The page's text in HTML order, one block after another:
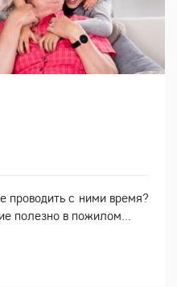
проводить с ними время?
полезно в пожилом...